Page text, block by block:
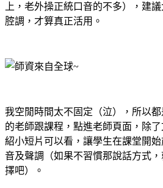
上，老外操正統口音的不多），建
腔調，才算真正活用。
我空閒時間太不固定（泣），所以
的老師跟課程，點進老師頁面，除
紹小短片可以看，讓學生在課堂開
音及聲調（如果不習慣那說話方式
擇吧）。